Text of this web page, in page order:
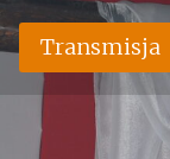
Przejdź
do
treści
Transmisja